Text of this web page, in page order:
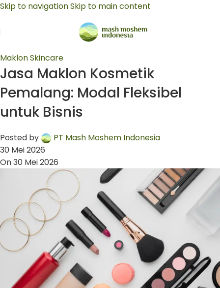
Skip to navigationSkip to main content
Maklon Skincare
Jasa Maklon Kosmetik
Pemalang: Modal Fleksibel
untuk Bisnis
Posted by
PT Mash Moshem Indonesia
30 Mei 2026
On 30 Mei 2026